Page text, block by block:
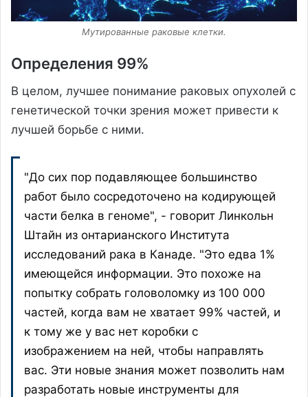
Мутированные раковые клетки.
Определения 99%
В целом, лучшее понимание раковых опухолей с
генетической точки зрения может привести к
лучшей борьбе с ними.
"До сих пор подавляющее большинство
работ было сосредоточено на кодирующей
части белка в геноме", - говорит Линкольн
Штайн из онтарианского Института
исследований рака в Канаде. "Это едва 1%
имеющейся информации. Это похоже на
попытку собрать головоломку из 100 000
частей, когда вам не хватает 99% частей, и
к тому же у вас нет коробки с
изображением на ней, чтобы направлять
вас. Эти новые знания может позволить нам
разработать новые инструменты для